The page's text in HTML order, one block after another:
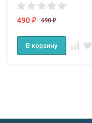
490 ₽ 690₽
В корзину